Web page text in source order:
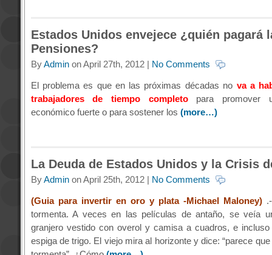
Estados Unidos envejece ¿quién pagará
Pensiones?
ByAdminon April 27th, 2012 | No Comments
El problema es que en las próximas décadas no va a
trabajadores de tiempo completo
para promover
económico fuerte o para sostener los (more…)
La Deuda de Estados Unidos y la Crisis
ByAdminon April 25th, 2012 | No Comments
(Guia para invertir en oro y plata -Michael Maloney)
tormenta. A veces en las películas de antaño, se veía
granjero vestido con overol y camisa a cuadros, e
espiga de trigo. El viejo mira al horizonte y dice: “parece